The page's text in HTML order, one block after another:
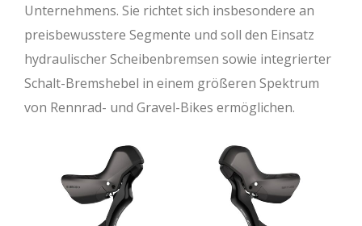
Unternehmens. Sie richtet sich insbesondere an
preisbewusstere Segmente und soll den Einsatz
hydraulischer Scheibenbremsen sowie integrierter
Schalt-Bremshebel in einem größeren Spektrum
von Rennrad- und Gravel-Bikes ermöglichen.